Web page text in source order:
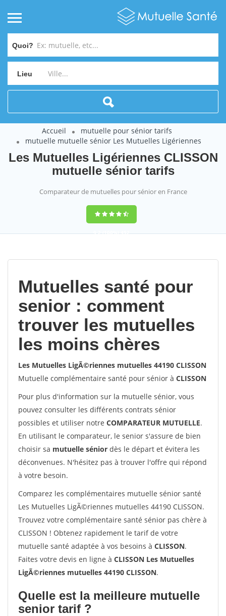
Quoi?
Lieu
Accueil
mutuelle pour sénior tarifs
mutuelle mutuelle sénior Les Mutuelles Ligériennes
Les Mutuelles Ligériennes CLISSON
mutuelle sénior tarifs
Comparateur de mutuelles pour sénior en France
9,2(100%)452
Mutuelles santé pour
senior : comment
trouver les mutuelles
les moins chères
Les Mutuelles LigÃ©riennes mutuelles 44190 CLISSON
Mutuelle complémentaire santé pour sénior à CLISSON
Pour plus d'information sur la mutuelle sénior, vous
pouvez consulter les différents contrats sénior
possibles et utiliser notre COMPARATEUR MUTUELLE.
En utilisant le comparateur, le senior s'assure de bien
choisir sa mutuelle sénior dès le départ et évitera les
déconvenues. N'hésitez pas à trouver l'offre qui répond
à votre besoin.
Comparez les complémentaires mutuelle sénior santé
Les Mutuelles LigÃ©riennes mutuelles 44190 CLISSON.
Trouvez votre complémentaire santé sénior pas chère à
CLISSON ! Obtenez rapidement le tarif de votre
mutuelle santé adaptée à vos besoins à CLISSON.
Faites votre devis en ligne à CLISSON Les Mutuelles
LigÃ©riennes mutuelles 44190 CLISSON.
Quelle est la meilleure mutuelle
senior tarif ?